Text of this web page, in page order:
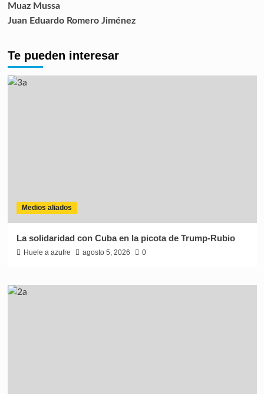
Muaz Mussa
Juan Eduardo Romero Jiménez
Te pueden interesar
Medios aliados
La solidaridad con Cuba en la picota de Trump-Rubio
Huele a azufre agosto 5, 2026 0